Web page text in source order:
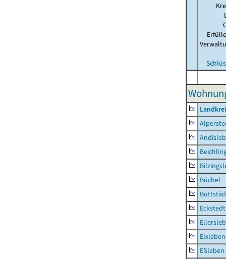
Büchel
Eckstedt
Elxleben